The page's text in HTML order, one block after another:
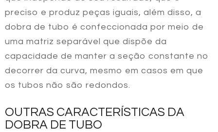
preciso e produz peças iguais, além disso, a
dobra de tubo é confeccionada por meio de
uma matriz separável que dispõe da
capacidade de manter a seção constante no
decorrer da curva, mesmo em casos em que
os tubos não são redondos.
OUTRAS CARACTERÍSTICAS DA
DOBRA DE TUBO